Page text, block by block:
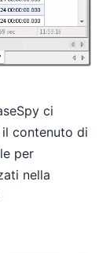
ci
contenuto di
per
nella